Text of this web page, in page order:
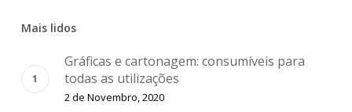
Mais lidos
Gráficas e cartonagem: consumíveis para
todas as utilizações
2 de Novembro, 2020